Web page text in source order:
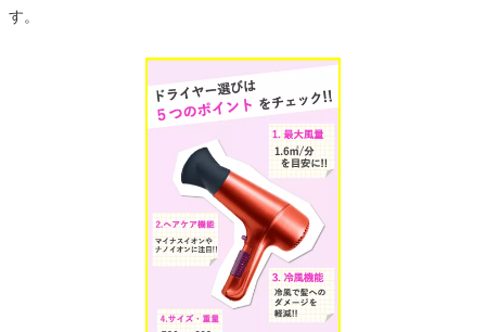
す。